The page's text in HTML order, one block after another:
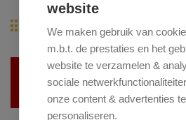
Terug naar overzicht
Helaas, dit pand
website
We maken gebruik van
m.b.t. de prestaties en het
website te verzamelen &
sociale
onze content & advertenties
personaliseren.